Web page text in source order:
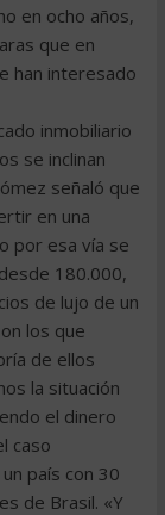
en ocho años,
que en
han interesado
inmobiliario
se inclinan
señaló que
en una
por esa vía se
180.000,
de lujo de un
los que
de ellos
la situación
el dinero
caso
país con 30
de Brasil. «Y